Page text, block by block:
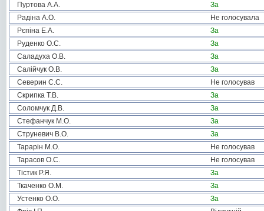
Пуртова А.А.
За
Радіна А.О.
Не голосувала
Рєпіна Е.А.
За
Руденко О.С.
За
Саладуха О.В.
За
Салійчук О.В.
За
Северин С.С.
Не голосував
Скрипка Т.В.
За
Соломчук Д.В.
За
Стефанчук М.О.
За
Струневич В.О.
За
Тарарін М.О.
Не голосував
Тарасов О.С.
Не голосував
Тістик Р.Я.
За
Ткаченко О.М.
За
Устенко О.О.
За